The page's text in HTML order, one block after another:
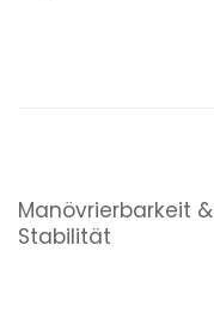
Manövrierbarkeit &
Stabilität